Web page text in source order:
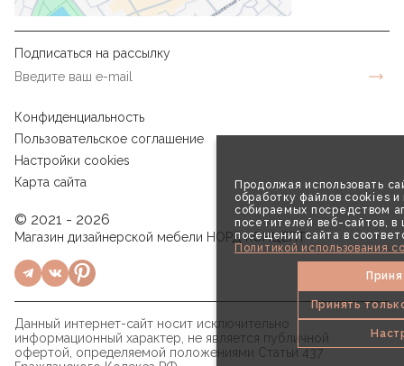
Продолжая использовать
обработку файлов cookies и
собираемых посредством
посетителей веб-сайтов, в
посещений сайта в
Политикой использования
Принять
Подписаться на рассылку
Конфиденциальность
Пользовательское соглашение
Настройки cookies
Карта сайта
© 2021 - 2026
Магазин дизайнерской мебели НОРД КОНЦЕПТ
Данный интернет-сайт носит исключительно
информационный характер, не является публичной
офертой, определяемой положениями Статьи 437